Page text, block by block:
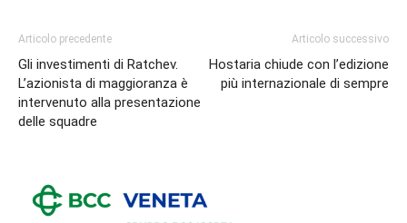
Articolo precedente
Gli investimenti di Ratchev.
L’azionista di maggioranza è
intervenuto alla presentazione
delle squadre
Articolo successivo
Hostaria chiude con l’edizione
più internazionale di sempre